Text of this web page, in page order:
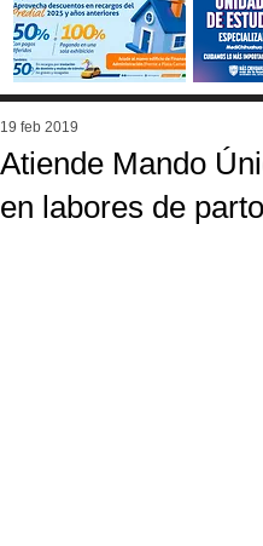
Atiende Mando
en labores de parto
19 feb 2019